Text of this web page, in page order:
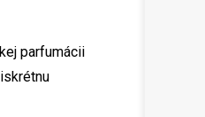
parfumácii